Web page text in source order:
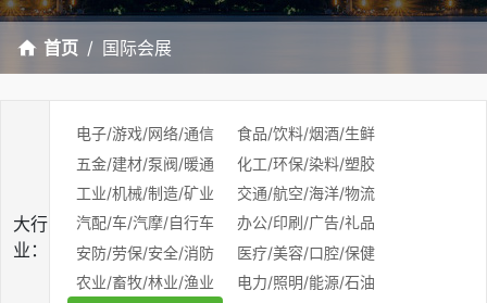
首页 国际会展
大行
业：
电子/游戏/网络/通信
食品/饮料/烟酒/生鲜
五金/建材/泵阀/暖通
化工/环保/染料/塑胶
工业/机械/制造/矿业
交通/航空/海洋/物流
汽配/车/汽摩/自行车
办公/印刷/广告/礼品
安防/劳保/安全/消防
医疗/美容/口腔/保健
农业/畜牧/林业/渔业
电力/照明/能源/石油